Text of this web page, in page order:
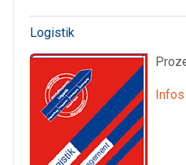
Logistik